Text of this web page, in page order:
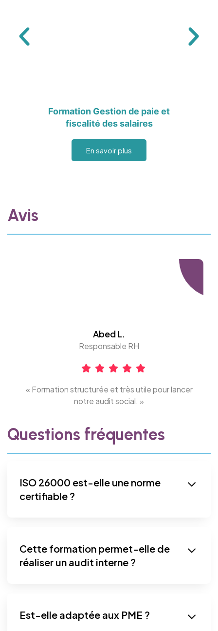
Formation Gestion de paie et
fiscalité des salaires
En savoir plus
Avis
Abed L.
Responsable RH
« Formation structurée et très utile pour lancer
notre audit social. »
Questions fréquentes
ISO 26000 est-elle une norme
certifiable ?
Cette formation permet-elle de
réaliser un audit interne ?
Est-elle adaptée aux PME ?